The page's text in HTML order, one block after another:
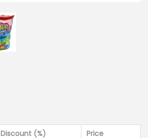
Discount (%) Price